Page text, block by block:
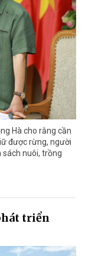
Hà cho rằng cần
được rừng, người
sách nuôi, trồng
triển